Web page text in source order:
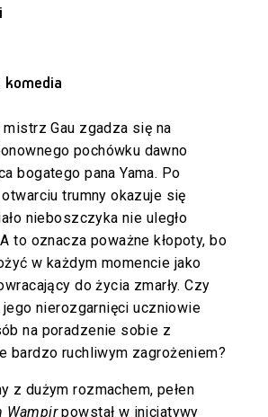
komedia
Gau zgadza się na
pochówku dawno
bogatego pana Yama. Po
trumny okazuje się
nieboszczyka nie uległo
to oznacza poważne kłopoty, bo
w każdym momencie jako
do życia zmarły. Czy
nierozgarnięci uczniowie
na poradzenie sobie z
bardzo ruchliwym zagrożeniem?
z dużym rozmachem, pełen
Wampirpowstał w inicjatywy